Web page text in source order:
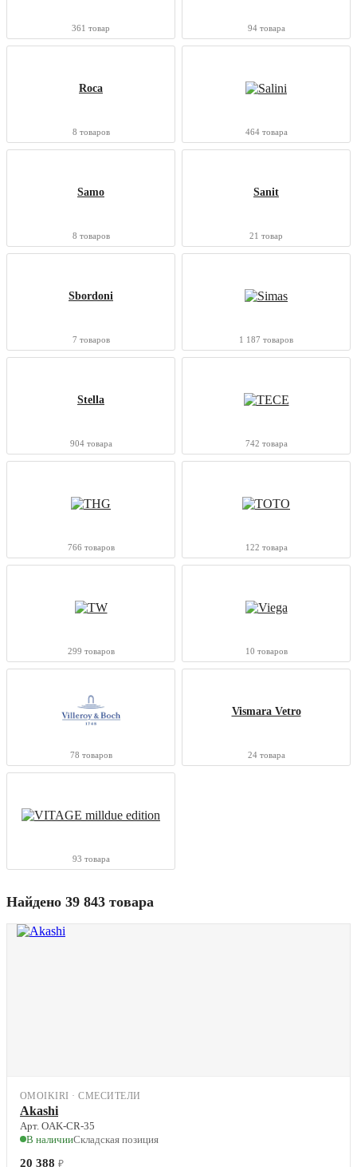
361 товар 94 товара
Roca
8 товаров 464 товара
Samo
8 товаров
Sanit
21 товар
Sbordoni
7 товаров 1 187 товаров
Stella
904 товара 742 товара
766 товаров 122 товара
299 товаров 10 товаров
78 товаров
Vismara Vetro
24 товара
93 товара
Найдено 39 843 товара
OMOIKIRI · СМЕСИТЕЛИ
Akashi
Арт. OAK-CR-35
В наличииСкладская позиция
20 388 ₽